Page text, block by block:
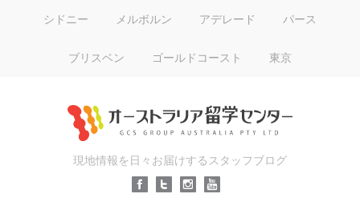
シドニー メルボルン アデレード パース
ブリスベン ゴールドコースト 東京
現地情報を日々お届けするスタッフブログ